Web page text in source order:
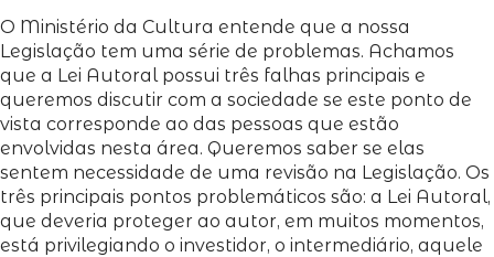
O Ministério da Cultura entende que a nossa
Legislação tem uma série de problemas. Achamos
que a Lei Autoral possui três falhas principais e
queremos discutir com a sociedade se este ponto de
vista corresponde ao das pessoas que estão
envolvidas nesta área. Queremos saber se elas
sentem necessidade de uma revisão na Legislação. Os
três principais pontos problemáticos são: a Lei Autoral,
que deveria proteger ao autor, em muitos momentos,
está privilegiando o investidor, o intermediário, aquele